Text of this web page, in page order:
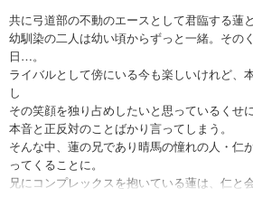
共に弓道部の不動のエースとして君臨する蓮と
幼馴染の二人は幼い頃からずっと一緒。その
日…。
ライバルとして傍にいる今も楽しいけれど、
し
その笑顔を独り占めしたいと思っているくせ
本音と正反対のことばかり言ってしまう。
そんな中、蓮の兄であり晴馬の憧れの人・仁
ってくることに。
兄にコンプレックスを抱いている蓮は、仁と